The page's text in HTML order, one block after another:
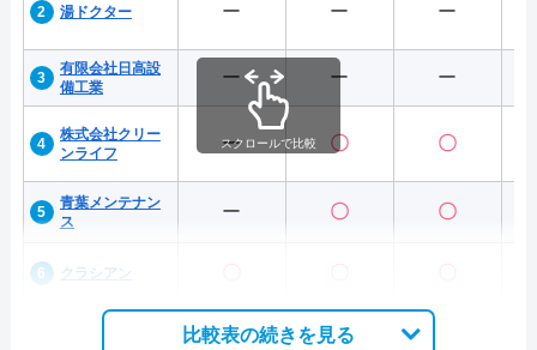
湯ドクター ー ー ー
有限会社日高設
備工業
ー ー ー
株式会社クリー
ンライフ
ー 〇 〇
青葉メンテナン
ス
ー 〇 〇
クラシアン
スクロールで比較
比較表の続きを見る